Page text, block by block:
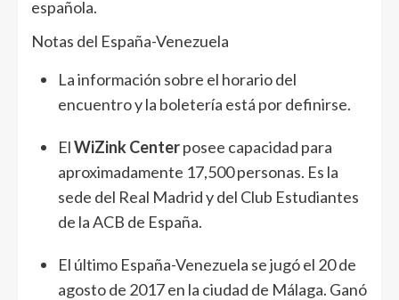
española.
Notas del España-Venezuela
La información sobre el horario del
encuentro y la boletería está por definirse.
ElWiZink Centerposee capacidad para
aproximadamente 17,500 personas. Es la
sede del Real Madrid y del Club Estudiantes
de la ACB de España.
El último España-Venezuela se jugó el 20 de
agosto de 2017 en la ciudad de Málaga. Ganó